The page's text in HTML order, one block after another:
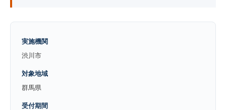
実施機関
渋川市
対象地域
群馬県
受付期間